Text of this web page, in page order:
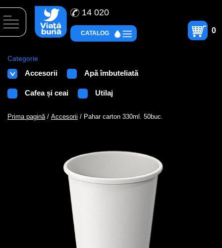
14 020
0
CATALOG
Categorie
Accesorii Apă îmbuteliată
Cafea și ceai Utilaj
Prima pagină/ Accesorii / Pahar carton 330ml. 50buc.